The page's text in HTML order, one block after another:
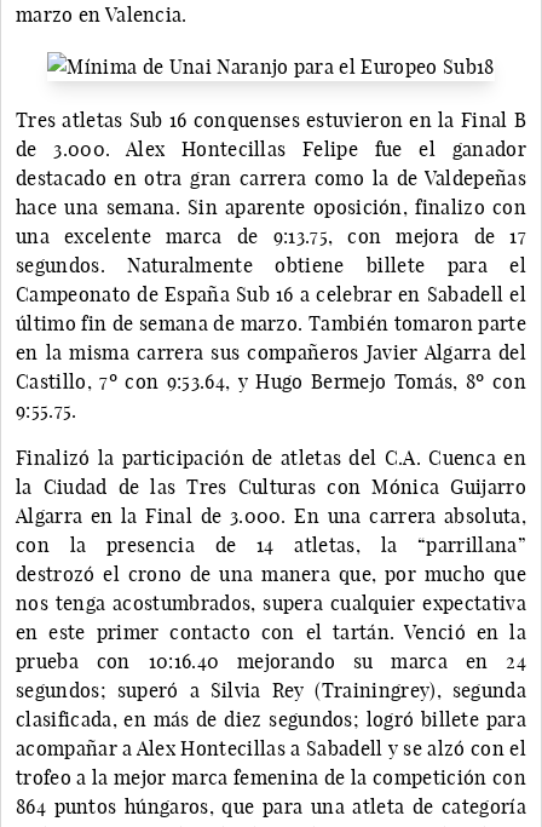
marzo en Valencia.
Tres atletas Sub 16 conquenses estuvieron en la Final B
de 3.000. Alex Hontecillas Felipe fue el ganador
destacado en otra gran carrera como la de Valdepeñas
hace una semana. Sin aparente oposición, finalizo con
una excelente marca de 9:13.75, con mejora de 17
segundos. Naturalmente obtiene billete para el
Campeonato de España Sub 16 a celebrar en Sabadell el
último fin de semana de marzo. También tomaron parte
en la misma carrera sus compañeros Javier Algarra del
Castillo, 7º con 9:53.64, y Hugo Bermejo Tomás, 8º con
9:55.75.
Finalizó la participación de atletas del C.A. Cuenca en
la Ciudad de las Tres Culturas con Mónica Guijarro
Algarra en la Final de 3.000. En una carrera absoluta,
con la presencia de 14 atletas, la “parrillana”
destrozó el crono de una manera que, por mucho que
nos tenga acostumbrados, supera cualquier expectativa
en este primer contacto con el tartán. Venció en la
prueba con 10:16.40 mejorando su marca en 24
segundos; superó a Silvia Rey (Trainingrey), segunda
clasificada, en más de diez segundos; logró billete para
acompañar a Alex Hontecillas a Sabadell y se alzó con el
trofeo a la mejor marca femenina de la competición con
864 puntos húngaros, que para una atleta de categoría